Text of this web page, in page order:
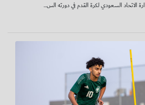
الاتحاد السعودي لكرة القدم في دورته الس...